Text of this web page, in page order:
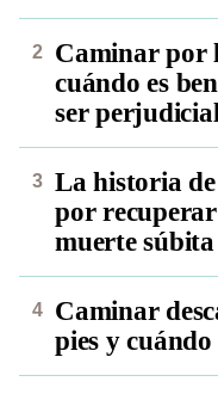
Caminar por
cuándo es
ser
La historia
por
muerte súbita
Caminar
pies y